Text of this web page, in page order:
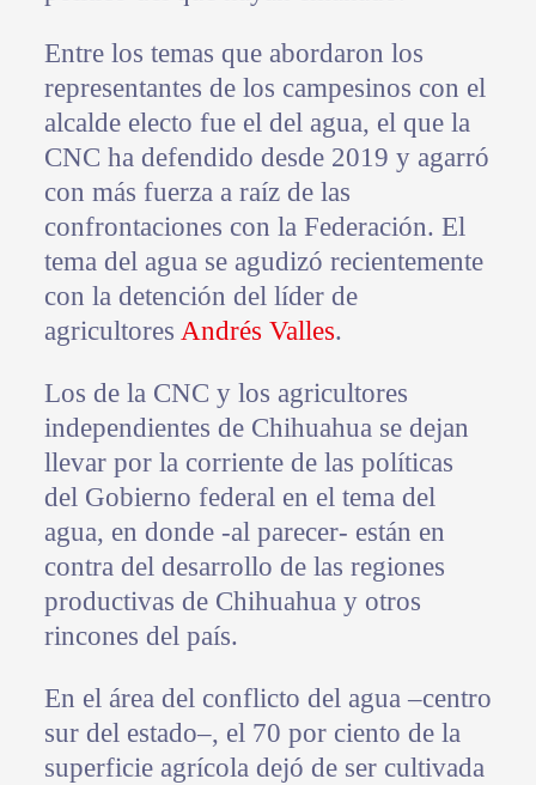
Entre los temas que abordaron los
representantes de los campesinos con el
alcalde electo fue el del agua, el que la
CNC ha defendido desde 2019 y agarró
con más fuerza a raíz de las
confrontaciones con la Federación. El
tema del agua se agudizó recientemente
con la detención del líder de
agricultores Andrés Valles.
Los de la CNC y los agricultores
independientes de Chihuahua se dejan
llevar por la corriente de las políticas
del Gobierno federal en el tema del
agua, en donde -al parecer- están en
contra del desarrollo de las regiones
productivas de Chihuahua y otros
rincones del país.
En el área del conflicto del agua –centro
sur del estado–, el 70 por ciento de la
superficie agrícola dejó de ser cultivada